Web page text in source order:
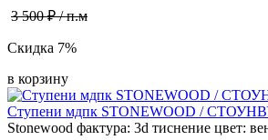
3 500 ₽ / п.м
Скидка 7%
в корзину
Ступени мдпк STONEWOOD /
Stonewood фактура: 3d тиснение цвет: